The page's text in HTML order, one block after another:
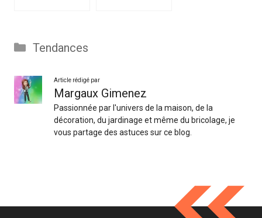
Catégories
Tendances
Article rédigé par
Margaux Gimenez
Passionnée par l'univers de la maison, de la
décoration, du jardinage et même du bricolage, je
vous partage des astuces sur ce blog.